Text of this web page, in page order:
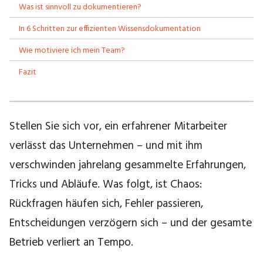
Was ist sinnvoll zu dokumentieren?
In 6 Schritten zur effizienten Wissensdokumentation
Wie motiviere ich mein Team?
Fazit
Stellen Sie sich vor, ein erfahrener Mitarbeiter
verlässt das Unternehmen – und mit ihm
verschwinden jahrelang gesammelte Erfahrungen,
Tricks und Abläufe. Was folgt, ist Chaos:
Rückfragen häufen sich, Fehler passieren,
Entscheidungen verzögern sich – und der gesamte
Betrieb verliert an Tempo.